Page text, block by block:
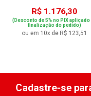
R$ 1.176,30
(Desconto de 5% no PIX aplicado
finalização do pedido)
ou em 10x de R$ 123,51
Cadastre-se